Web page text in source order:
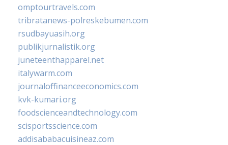
omptourtravels.com
tribratanews-polreskebumen.com
rsudbayuasih.org
publikjurnalistik.org
juneteenthapparel.net
italywarm.com
journaloffinanceeconomics.com
kvk-kumari.org
foodscienceandtechnology.com
scisportsscience.com
addisababacuisineaz.com